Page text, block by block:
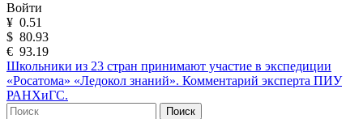
Войти
¥ 0.51
$ 80.93
€ 93.19
Школьники из 23 стран принимают участие в экспедиции
«Росатома» «Ледокол знаний». Комментарий эксперта ПИУ
РАНХиГС.
Поиск